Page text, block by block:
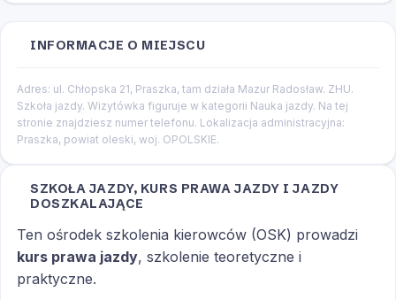
INFORMACJE O MIEJSCU
Adres: ul. Chłopska 21, Praszka, tam działa Mazur Radosław. ZHU.
Szkoła jazdy. Wizytówka figuruje w kategorii Nauka jazdy. Na tej
stronie znajdziesz numer telefonu. Lokalizacja administracyjna:
Praszka, powiat oleski, woj. OPOLSKIE.
SZKOŁA JAZDY, KURS PRAWA JAZDY I JAZDY
DOSZKALAJĄCE
Ten ośrodek szkolenia kierowców (OSK) prowadzi
kurs prawa jazdy, szkolenie teoretyczne i
praktyczne.